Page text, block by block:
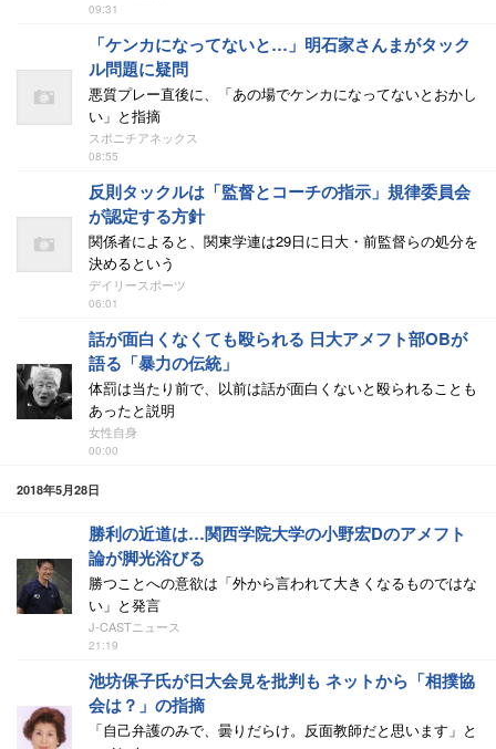
09:31
「ケンカになってないと…」明石家さんまがタック
ル問題に疑問
悪質プレー直後に、「あの場でケンカになってないとおかし
い」と指摘
スポニチアネックス
08:55
反則タックルは「監督とコーチの指示」規律委員会
が認定する方針
関係者によると、関東学連は29日に日大・前監督らの処分を
決めるという
デイリースポーツ
06:01
話が面白くなくても殴られる 日大アメフト部OBが
語る「暴力の伝統」
体罰は当たり前で、以前は話が面白くないと殴られることも
あったと説明
女性自身
00:00
2018年5月28日
勝利の近道は…関西学院大学の小野宏Dのアメフト
論が脚光浴びる
勝つことへの意欲は「外から言われて大きくなるものではな
い」と発言
J-CASTニュース
21:19
池坊保子氏が日大会見を批判も ネットから「相撲協
会は？」の指摘
「自己弁護のみで、曇りだらけ。反面教師だと思います」と